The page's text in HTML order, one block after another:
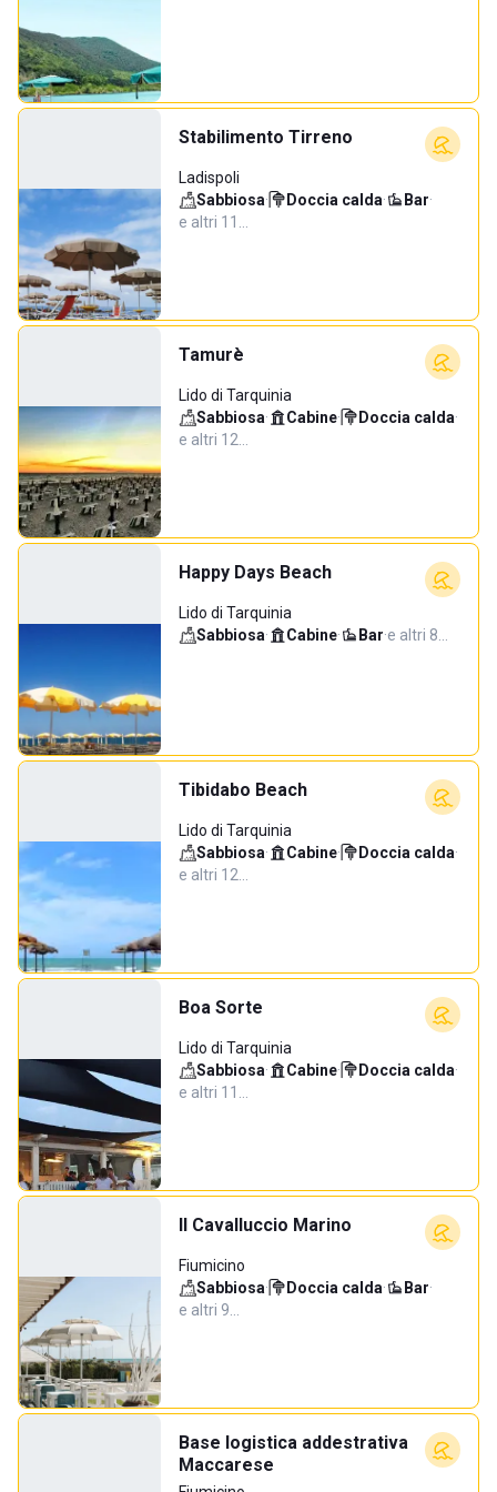
Stabilimento Tirreno
Ladispoli
Sabbiosa· Doccia calda· Bar·
e altri 11…
Tamurè
Lido di Tarquinia
Sabbiosa· Cabine· Doccia calda·
e altri 12…
Happy Days Beach
Lido di Tarquinia
Sabbiosa· Cabine· Bar·e altri 8…
Tibidabo Beach
Lido di Tarquinia
Sabbiosa· Cabine· Doccia calda·
e altri 12…
Boa Sorte
Lido di Tarquinia
Sabbiosa· Cabine· Doccia calda·
e altri 11…
Il Cavalluccio Marino
Fiumicino
Sabbiosa· Doccia calda· Bar·
e altri 9…
Base logistica addestrativa
Maccarese